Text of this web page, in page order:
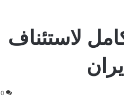
لاستئناف
0